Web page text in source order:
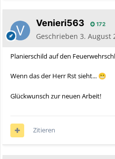
Venieri563 172
Geschrieben 3. August
Planierschild auf den
Wenn das der Herr Rst sieht... 😬
Glückwunsch zur neuen Arbeit!
Zitieren